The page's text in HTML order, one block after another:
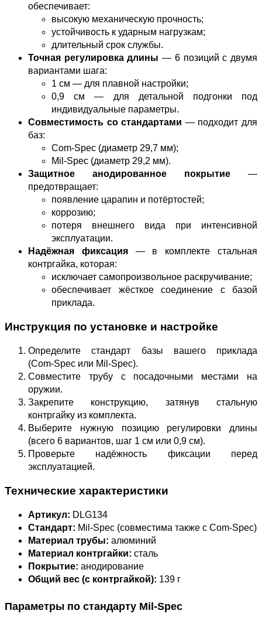
обеспечивает:
высокую механическую прочность;
устойчивость к ударным нагрузкам;
длительный срок службы.
Точная регулировка длины — 6 позиций с двумя
вариантами шага:
1 см — для плавной настройки;
0,9 см — для детальной подгонки под
индивидуальные параметры.
Совместимость со стандартами — подходит для
баз:
Com‑Spec (диаметр 29,7 мм);
Mil‑Spec (диаметр 29,2 мм).
Защитное анодированное покрытие —
предотвращает:
появление царапин и потёртостей;
коррозию;
потеря внешнего вида при интенсивной
эксплуатации.
Надёжная фиксация— в комплекте стальная
контргайка, которая:
исключает самопроизвольное раскручивание;
обеспечивает жёсткое соединение с базой
приклада.
Инструкция по установке и настройке
Определите стандарт базы вашего приклада
(Com‑Spec или Mil‑Spec).
Совместите трубу с посадочными местами на
оружии.
Закрепите конструкцию, затянув стальную
контргайку из комплекта.
Выберите нужную позицию регулировки длины
(всего 6 вариантов, шаг 1 см или 0,9 см).
Проверьте надёжность фиксации перед
эксплуатацией.
Технические характеристики
Артикул: DLG134
Стандарт: Mil‑Spec (совместима также с Com‑Spec)
Материал трубы: алюминий
Материал контргайки: сталь
Покрытие: анодирование
Общий вес (с контргайкой): 139 г
Параметры по стандарту Mil‑Spec